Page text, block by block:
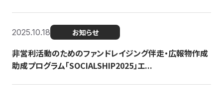
2025.10.18 お知らせ
非営利活動のためのファンドレイジング伴走・広報物作成
助成プログラム「SOCIALSHIP2025」エ...